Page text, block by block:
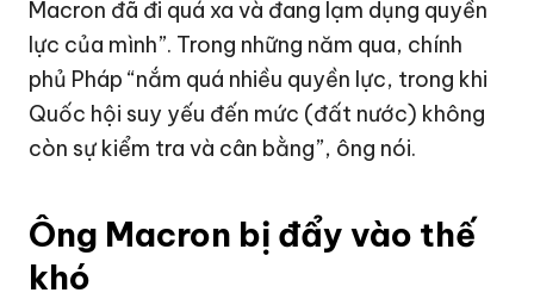
Macron đã đi quá xa và đang lạm dụng quyền
lực của mình”. Trong những năm qua, chính
phủ Pháp “nắm quá nhiều quyền lực, trong khi
Quốc hội suy yếu đến mức (đất nước) không
còn sự kiểm tra và cân bằng”, ông nói.
Ông Macron bị đẩy vào thế
khó